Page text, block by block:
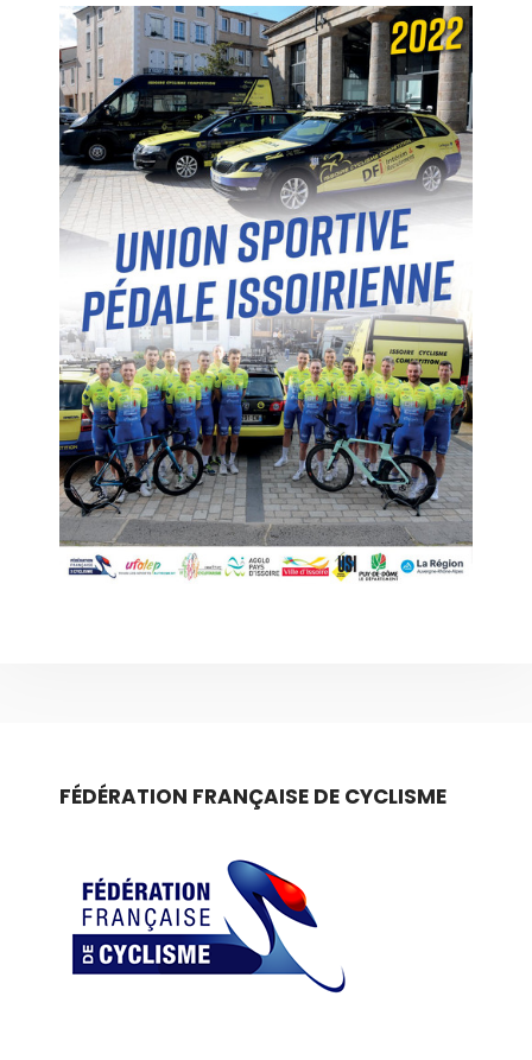
FÉDÉRATION FRANÇAISE DE CYCLISME